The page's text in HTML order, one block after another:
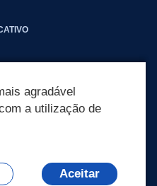
agradável
a utilização de
Aceitar